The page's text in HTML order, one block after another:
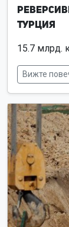
Турция
15.7 млрд.
Вижте